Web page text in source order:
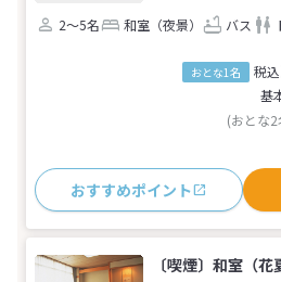
2～5名
和室（夜景） バス
おとな1名 税込
基
(おとな
おすすめポイント
〔喫煙〕和室（